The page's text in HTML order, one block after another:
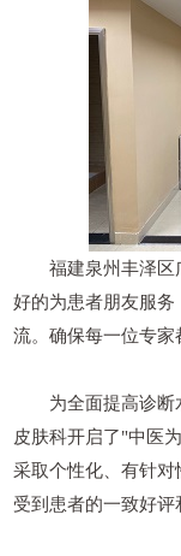
福建泉州丰泽区
好的为患者朋友服
流。确保每一位专家
为全面提高诊断
皮肤科开启了"中医
采取个性化、有针对
受到患者的一致好评